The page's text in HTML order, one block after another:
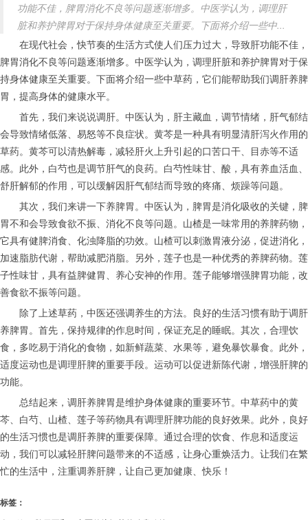
功能不佳，脾胃消化不良等问题逐渐增多。中医学认为，调理肝
脏和养护脾胃对于保持身体健康至关重要。下面将介绍一些中...
在现代社会，快节奏的生活方式使人们压力过大，导致肝功能不佳，
脾胃消化不良等问题逐渐增多。中医学认为，调理肝脏和养护脾胃对于保
持身体健康至关重要。下面将介绍一些中草药，它们能帮助我们调肝养脾
胃，提高身体的健康水平。
首先，我们来说说调肝。中医认为，肝主藏血，调节情绪，肝气郁结
会导致情绪低落、易怒等不良症状。黄芩是一种具有明显清肝泻火作用的
草药。黄芩可以清热解毒，减轻肝火上升引起的口苦口干、目赤等不适
感。此外，白芍也是调节肝气的良药。白芍性味甘、酸，具有养血活血、
舒肝解郁的作用，可以缓解因肝气郁结而导致的疼痛、烦躁等问题。
其次，我们来讲一下养脾胃。中医认为，脾胃是消化吸收的关键，脾
胃不和会导致食欲不振、消化不良等问题。山楂是一味常用的养脾药物，
它具有健脾消食、化浊降脂的功效。山楂可以刺激胃液分泌，促进消化，
加速脂肪代谢，帮助减肥消脂。另外，莲子也是一种优秀的养脾药物。莲
子性味甘，具有益脾健胃、养心安神的作用。莲子能够增强脾胃功能，改
善食欲不振等问题。
除了上述草药，中医还强调养生的方法。良好的生活习惯有助于调肝
养脾胃。首先，保持规律的作息时间，保证充足的睡眠。其次，合理饮
食，多吃易于消化的食物，如新鲜蔬菜、水果等，避免暴饮暴食。此外，
适度运动也是调理肝脾的重要手段。运动可以促进新陈代谢，增强肝脾的
功能。
总结起来，调肝养脾胃是维护身体健康的重要环节。中草药中的黄
芩、白芍、山楂、莲子等药物具有调理肝脾功能的良好效果。此外，良好
的生活习惯也是调肝养脾的重要保障。通过合理的饮食、作息和适度运
动，我们可以减轻肝脾问题带来的不适感，让身心重焕活力。让我们在繁
忙的生活中，注重调养肝脾，让自己更加健康、快乐！
标签：